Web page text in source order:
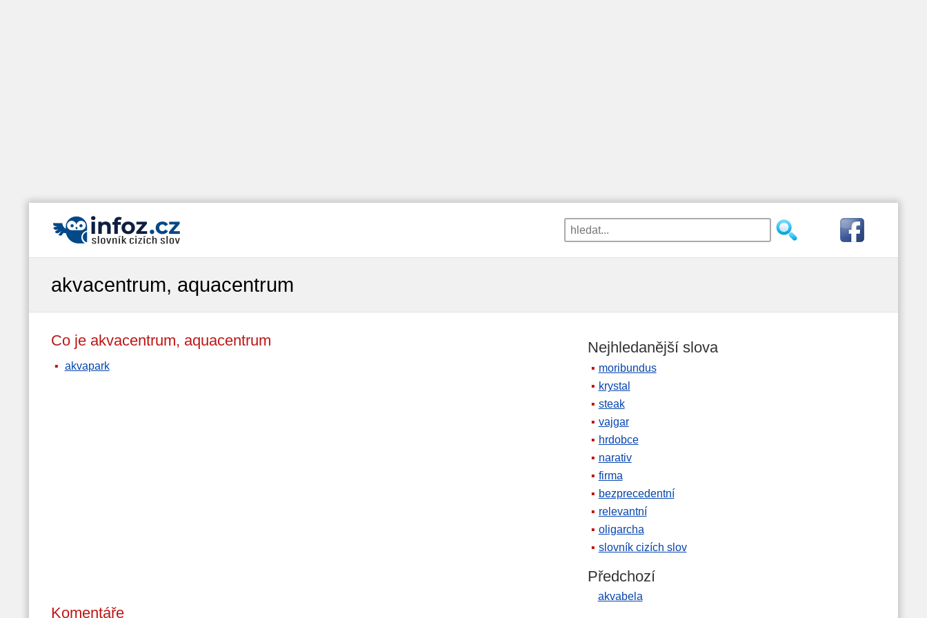
akvacentrum, aquacentrum
Co je akvacentrum, aquacentrum
akvapark
Komentáře
Nejhledanější slova
moribundus
krystal
steak
vajgar
hrdobce
narativ
firma
bezprecedentní
relevantní
oligarcha
slovník cizích slov
Předchozí
akvabela